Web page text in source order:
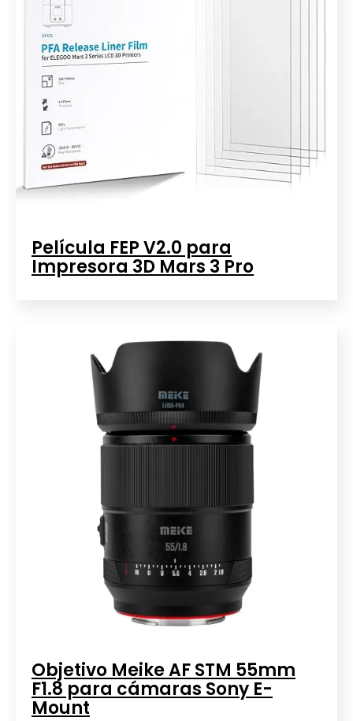
Película FEP V2.0 para
Impresora 3D Mars 3 Pro
Objetivo Meike AF STM 55mm
F1.8 para cámaras Sony E-
Mount